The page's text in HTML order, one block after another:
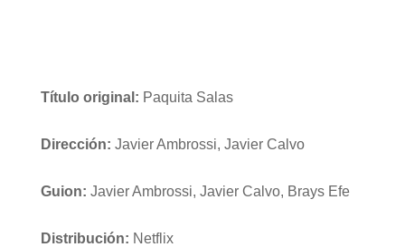
Título original: Paquita Salas
Dirección: Javier Ambrossi, Javier Calvo
Guion: Javier Ambrossi, Javier Calvo, Brays Efe
Distribución: Netflix